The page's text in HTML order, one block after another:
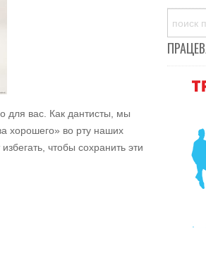
для вас. Как дантисты, мы
хорошего» во рту наших
чтобы сохранить эти